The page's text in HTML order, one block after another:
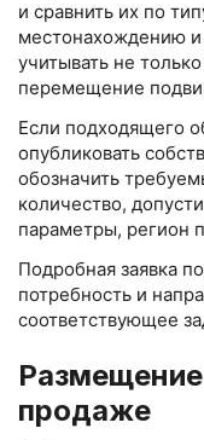
и сравнить их по
местонахождению
учитывать не
перемещение
Если подходящего
опубликовать
обозначить
количество,
параметры, регион
Подробная заявка
потребность и
соответствующее
продаже